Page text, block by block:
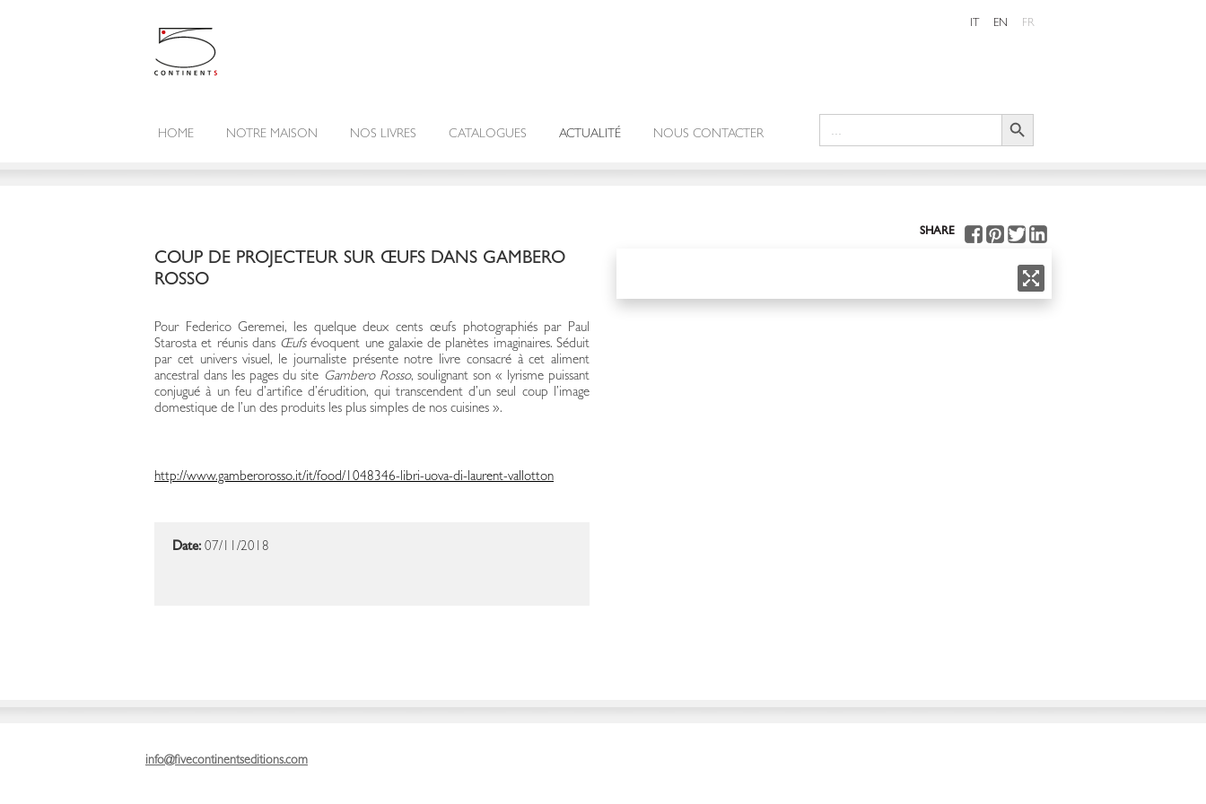
IT EN FR
HOME NOTRE MAISON NOS LIVRES CATALOGUES ACTUALITÉ NOUS CONTACTER
Search Button
SHARE
COUP DE PROJECTEUR SUR ŒUFS DANS GAMBERO
ROSSO
Pour Federico Geremei, les quelque deux cents œufs photographiés par Paul
Starosta et réunis dans Œufsévoquent une galaxie de planètes imaginaires. Séduit
par cet univers visuel, le journaliste présente notre livre consacré à cet aliment
ancestral dans les pages du site Gambero Rosso, soulignant son « lyrisme puissant
conjugué à un feu d’artifice d’érudition, qui transcendent d’un seul coup l’image
domestique de l’un des produits les plus simples de nos cuisines ».
http://www.gamberorosso.it/it/food/1048346-libri-uova-di-laurent-vallotton
Date: 07/11/2018
info@fivecontinentseditions.com